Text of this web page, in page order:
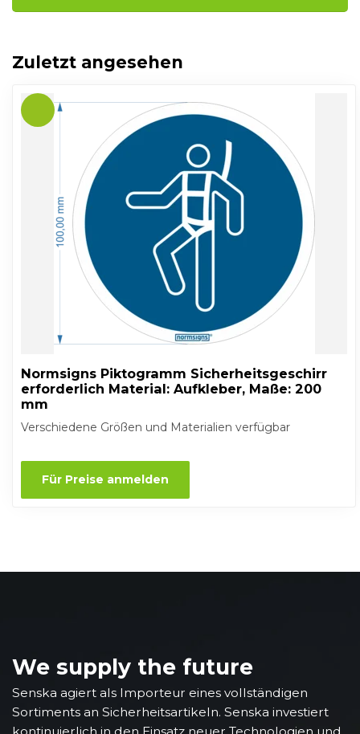
Zuletzt angesehen
Normsigns Piktogramm Sicherheitsgeschirr
erforderlich Material: Aufkleber, Maße: 200
mm
Verschiedene Größen und Materialien verfügbar
Für Preise anmelden
We supply the future
Senska agiert als Importeur eines vollständigen
Sortiments an Sicherheitsartikeln. Senska investiert